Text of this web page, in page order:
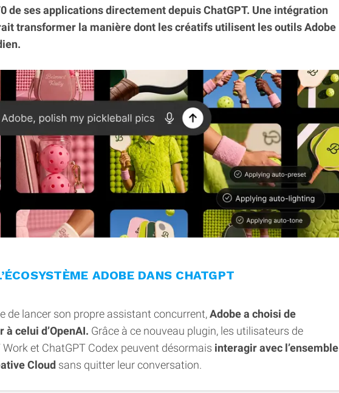
de ses applications directement depuis ChatGPT. Une intégration
transformer la manière dont les créatifs utilisent les outils Adobe
ADOBE DANS CHATGPT
de lancer son propre assistant concurrent,Adobe a choisi de
à celui d’OpenAI. Grâce à ce nouveau plugin, les utilisateurs de
Work et ChatGPT Codex peuvent désormais interagir avec l’ensemble
Cloud sans quitter leur conversation.